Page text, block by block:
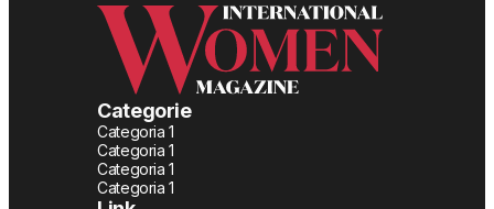
Categorie
Categoria 1
Categoria 1
Categoria 1
Categoria 1